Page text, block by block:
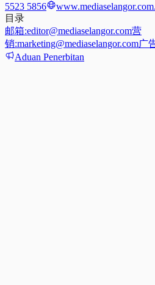
5523 5856
目录
邮箱:editor@mediaselangor.com营
销:marketing@mediaselangor.com广
Aduan Penerbitan